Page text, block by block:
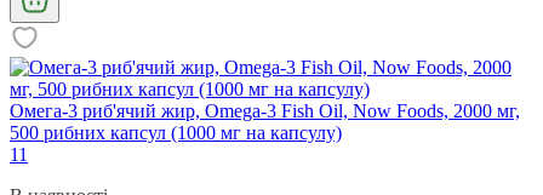
Омега-3 риб'ячий жир, Omega-3 Fish Oil, Now Foods, 2000 мг,
500 рибних капсул (1000 мг на капсулу)
11